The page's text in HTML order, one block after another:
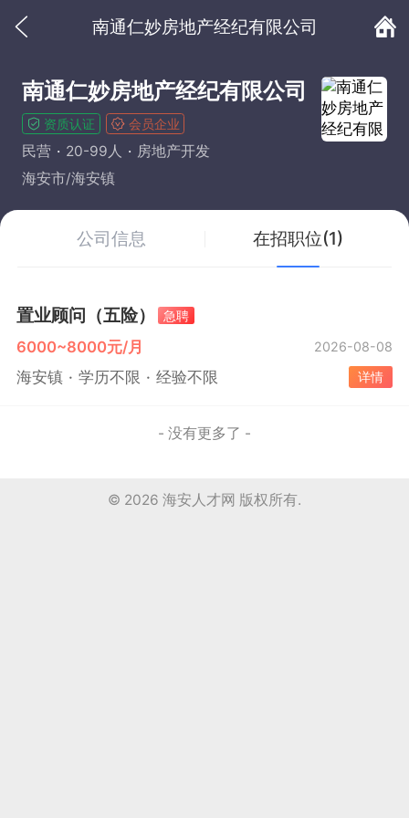
南通仁妙房地产经纪有限公司
南通仁妙房地产经纪有限公司
资质认证 会员企业
民营 20-99人
房地产开发
海安市/海安镇
公司信息 在招职位(1)
置业顾问（五险） 急聘
6000~8000元/月 2026-08-08
海安镇 学历不限 经验不限 详情
- 没有更多了 -
© 2026 海安人才网 版权所有.